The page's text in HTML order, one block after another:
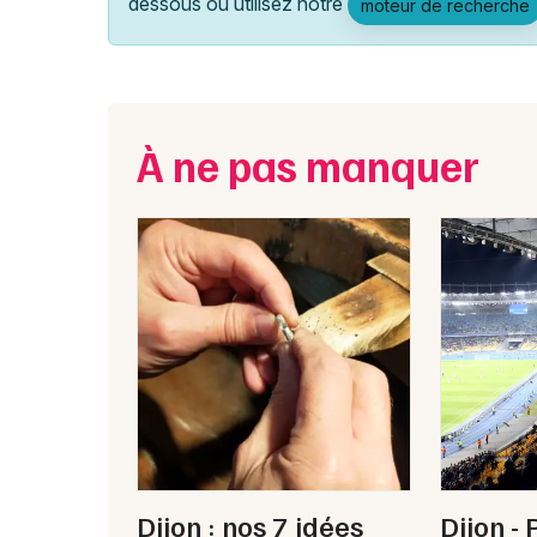
moteur de recherche
À ne pas manquer
Dijon : nos 7 idées
Dijon -